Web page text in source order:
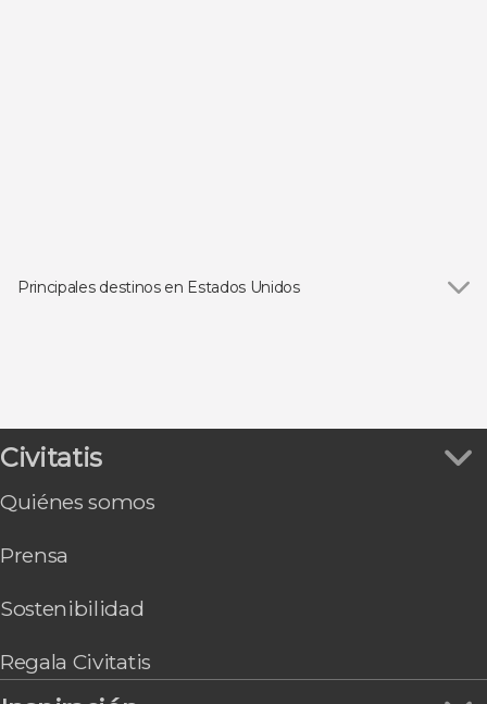
Principales destinos en Estados Unidos
Miami
Page
Washington
Honolulu
Civitatis
Quiénes somos
Prensa
Sostenibilidad
Regala Civitatis